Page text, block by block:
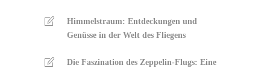
Himmelstraum: Entdeckungen und
Genüsse in der Welt des Fliegens
Die Faszination des Zeppelin-Flugs: Eine